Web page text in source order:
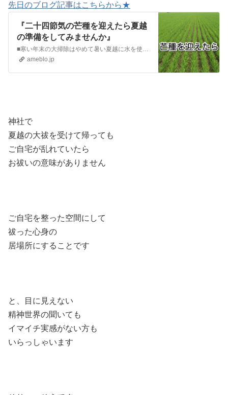
先日のブログ記事はこちらから★
『二十四節気の芒種を迎えたら夏越
の準備をしてみませんか』
■寒い年末の大掃除はやめて暑い夏越に水を使った大掃除に変える♪ 今日は季節の変わり目二十四節気の芒種（ぼうしゅ）でございます芒種の芒は「のぎ」で稲の籾殻にあ…
ameblo.jp
神社で
夏越の大祓を受けて帰っても
ご自宅が乱れていたら
お祓いの意味がありません
ご自宅を整った空間にして
祓った心身の
居場所にすることです
と、目に見えない
精神世界の聞いても
イマイチ実感がない方も
いらっしゃいます